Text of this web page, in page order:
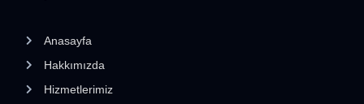
Anasayfa
Hakkımızda
Hizmetlerimiz